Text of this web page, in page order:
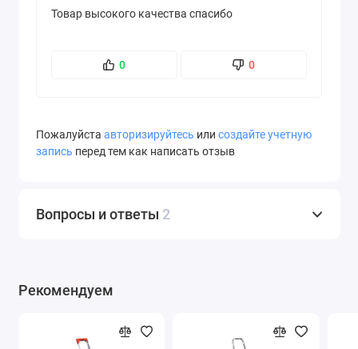
Товар высокого качества спасибо
0 0
Пожалуйста авторизируйтесь или создайте учетную
запись перед тем как написать отзыв
Вопросы и ответы 2
Рекомендуем